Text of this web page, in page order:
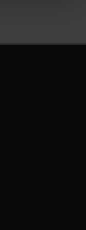
combinarle